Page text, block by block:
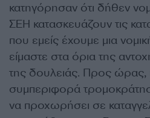
κατηγόρησαν ότι δήθεν
ΣΕΗ κατασκευάζουν τις
που εμείς έχουμε μια
είμαστε στα όρια της
της δουλειάς. Προς
συμπεριφορά
να προχωρήσει σε